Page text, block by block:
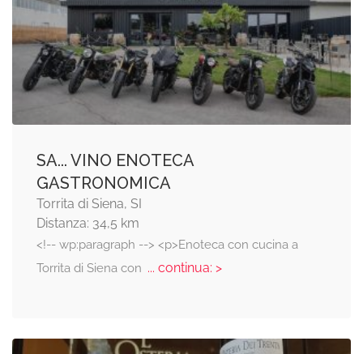
SA... VINO ENOTECA
GASTRONOMICA
Torrita di Siena, SI
Distanza: 34,5 km
<!-- wp:paragraph --> <p>Enoteca con cucina a
Torrita di Siena con ... continua: >